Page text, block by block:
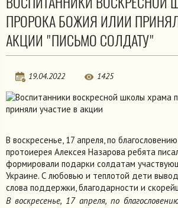
ПРОРОКА БОЖИЯ ИЛИИ
АКЦИИ "ПИСЬМО СОЛДАТУ"
19.04.2022 1425
В воскресенье, 17 апреля, по
протоиерея Алексея Назарова ребята
формировали подарки солдатам
Украине. С любовью и теплотой дети
слова поддержки, благодарности и
В воскресенье, 17 апреля, по